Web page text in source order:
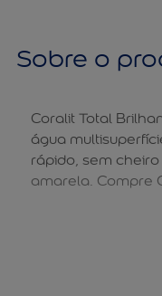
Sobre o
Coralit Total
água
rápido, sem
amarela. Compre